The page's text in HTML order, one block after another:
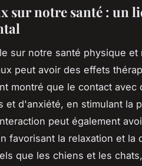
sur notre santé : un
sur notre santé physique et
peut avoir des effets
montré que le contact avec
et d'anxiété, en stimulant la
peut également
favorisant la relaxation et la
que les chiens et les